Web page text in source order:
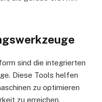
sind die integrierten
Diese Tools helfen
zu optimieren
zu erreichen.